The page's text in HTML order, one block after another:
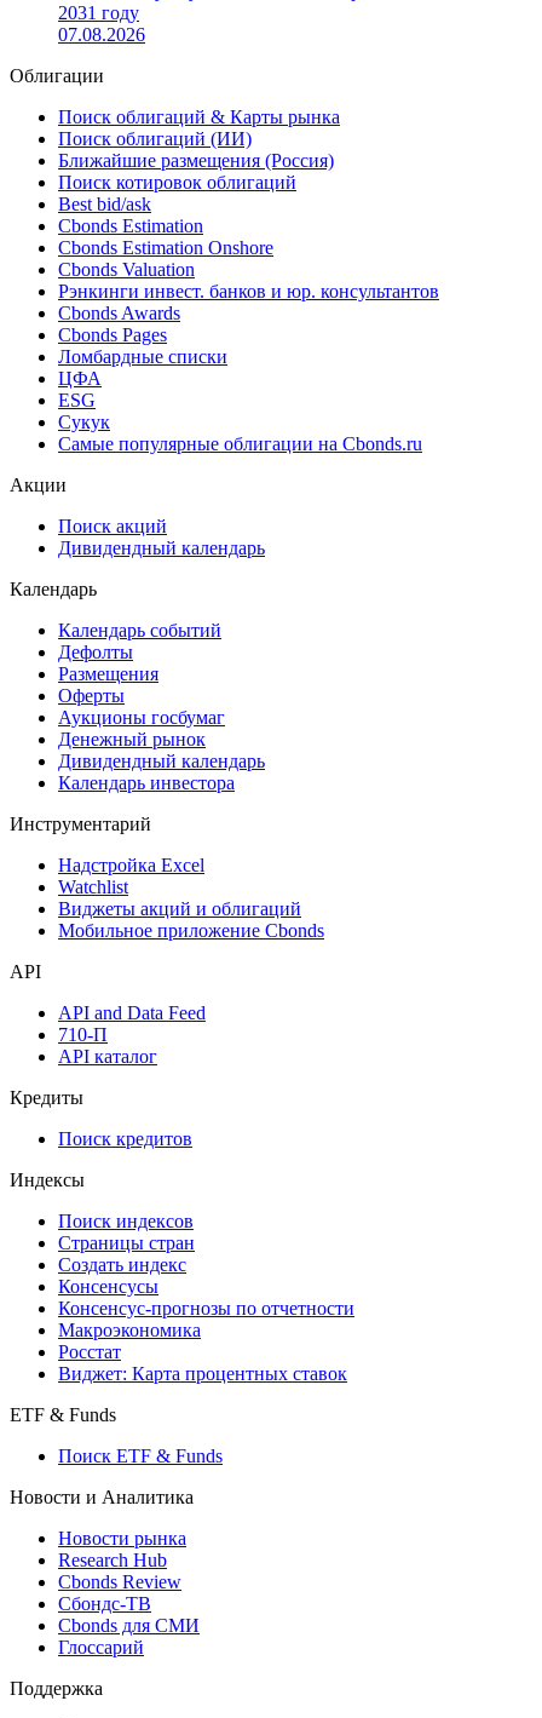
2031 году
07.08.2026
Облигации
Поиск облигаций & Карты рынка
Поиск облигаций (ИИ)
Ближайшие размещения (Россия)
Поиск котировок облигаций
Best bid/ask
Cbonds Estimation
Cbonds Estimation Onshore
Cbonds Valuation
Рэнкинги инвест. банков и юр. консультантов
Cbonds Awards
Cbonds Pages
Ломбардные списки
ЦФА
ESG
Сукук
Самые популярные облигации на Cbonds.ru
Акции
Поиск акций
Дивидендный календарь
Календарь
Календарь событий
Дефолты
Размещения
Оферты
Аукционы госбумаг
Денежный рынок
Дивидендный календарь
Календарь инвестора
Инструментарий
Надстройка Excel
Watchlist
Виджеты акций и облигаций
Мобильное приложение Cbonds
API
API and Data Feed
710-П
API каталог
Кредиты
Поиск кредитов
Индексы
Поиск индексов
Страницы стран
Создать индекс
Консенсусы
Консенсус-прогнозы по отчетности
Макроэкономика
Росстат
Виджет: Карта процентных ставок
ETF & Funds
Поиск ETF & Funds
Новости и Аналитика
Новости рынка
Research Hub
Cbonds Review
Сбондс-ТВ
Cbonds для СМИ
Глоссарий
Поддержка